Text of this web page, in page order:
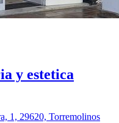
y estetica
1, 29620, Torremolinos